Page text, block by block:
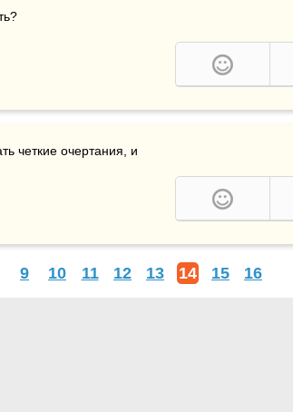
четкие очертания, и
9 10 11 12 13 14 15 16